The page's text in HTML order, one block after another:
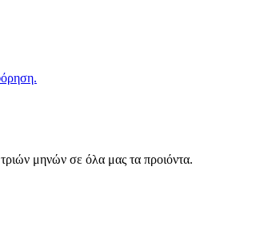
μηνών σε όλα μας τα προιόντα.